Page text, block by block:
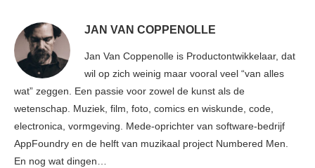
JAN VAN COPPENOLLE
Jan Van Coppenolle is Productontwikkelaar, dat
wil op zich weinig maar vooral veel “van alles
wat” zeggen. Een passie voor zowel de kunst als de
wetenschap. Muziek, film, foto, comics en wiskunde, code,
electronica, vormgeving. Mede-oprichter van software-bedrijf
AppFoundry en de helft van muzikaal project Numbered Men.
En nog wat dingen…